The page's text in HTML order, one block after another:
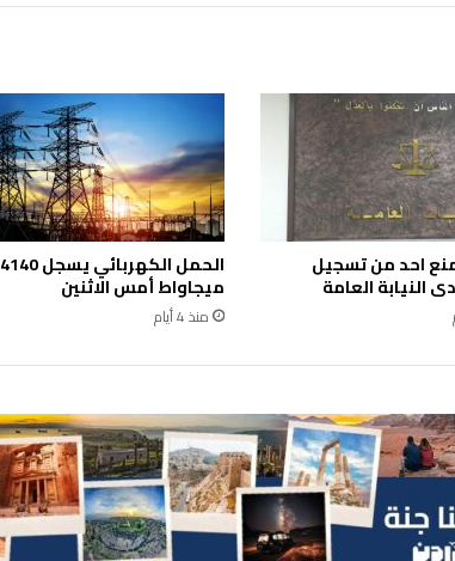
م
ا
ل
ت
ع
ا
و
ن
ب
ي
ل
س
ت
ق
ل
ة
احد من تسجيل
النيابة العامة
الحمل الكهربائي يسجل 4140
ميجاواط أمس الاثنين
منذ 4 أيام